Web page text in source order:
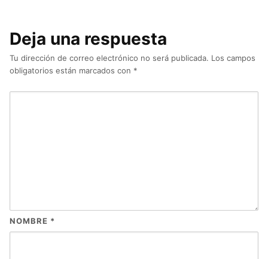
Deja una respuesta
Tu dirección de correo electrónico no será publicada. Los campos
obligatorios están marcados con *
NOMBRE *